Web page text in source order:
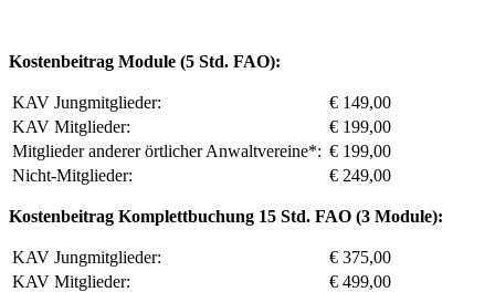
Kostenbeitrag Module (5 Std. FAO):
KAV Jungmitglieder:
€ 149,00
KAV Mitglieder:
€ 199,00
Mitglieder anderer örtlicher Anwaltvereine*: € 199,00
Nicht-Mitglieder:
€ 249,00
Kostenbeitrag Komplettbuchung 15 Std. FAO (3 Module):
KAV Jungmitglieder:
€ 375,00
KAV Mitglieder:
€ 499,00